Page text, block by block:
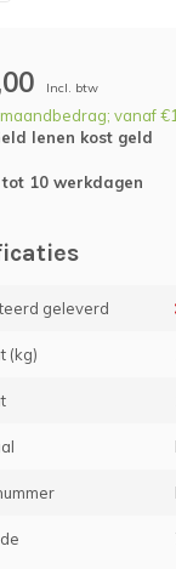
Incl. btw
vanaf
lenen kost geld
tot 10 werkdagen
geleverd
(kg)